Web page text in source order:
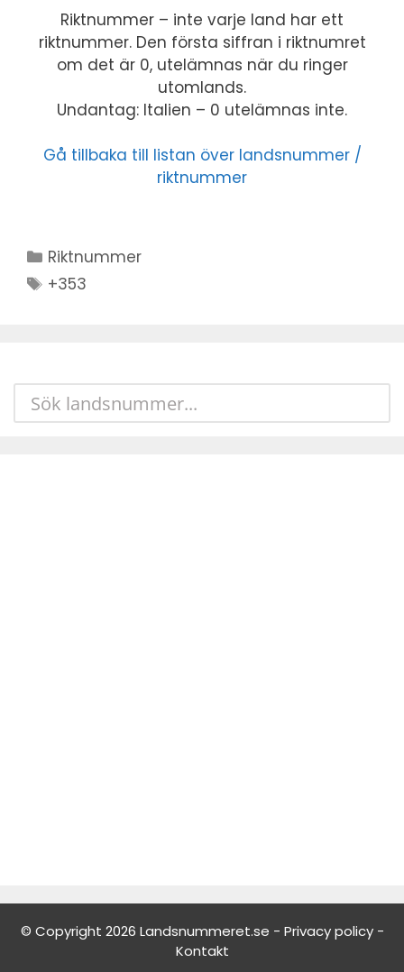
Riktnummer – inte varje land har ett
riktnummer. Den första siffran i riktnumret
om det är 0, utelämnas när du ringer
utomlands.
Undantag: Italien – 0 utelämnas inte.
Gå tillbaka till listan över landsnummer /
riktnummer
Kategorier
Riktnummer
Stikkord
+353
© Copyright 2026 Landsnummeret.se - Privacy policy-
Kontakt